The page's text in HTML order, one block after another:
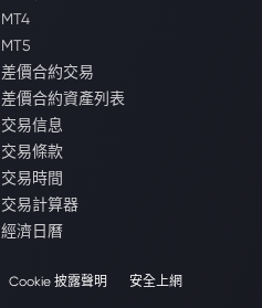
MT4
MT5
差價合約交易
差價合約資產列表
交易信息
交易條款
交易時間
交易計算器
經濟日曆
Cookie 披露聲明 安全上網